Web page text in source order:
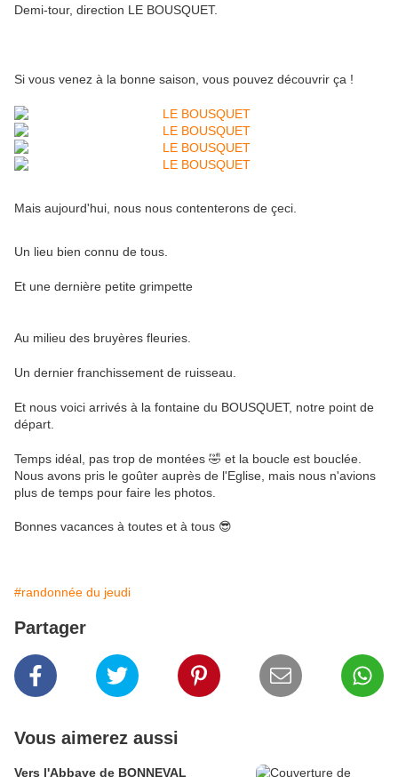
Demi-tour, direction LE BOUSQUET.
Si vous venez à la bonne saison, vous pouvez découvrir ça !
Mais aujourd'hui, nous nous contenterons de çeci.
Un lieu bien connu de tous.
Et une dernière petite grimpette
Au milieu des bruyères fleuries.
Un dernier franchissement de ruisseau.
Et nous voici arrivés à la fontaine du BOUSQUET, notre point de
départ.
Temps idéal, pas trop de montées 🤣 et la boucle est bouclée.
Nous avons pris le goûter auprès de l'Eglise, mais nous n'avions
plus de temps pour faire les photos.
Bonnes vacances à toutes et à tous 😎
#randonnée du jeudi
Partager
Vous aimerez aussi
Vers l'Abbaye de BONNEVAL